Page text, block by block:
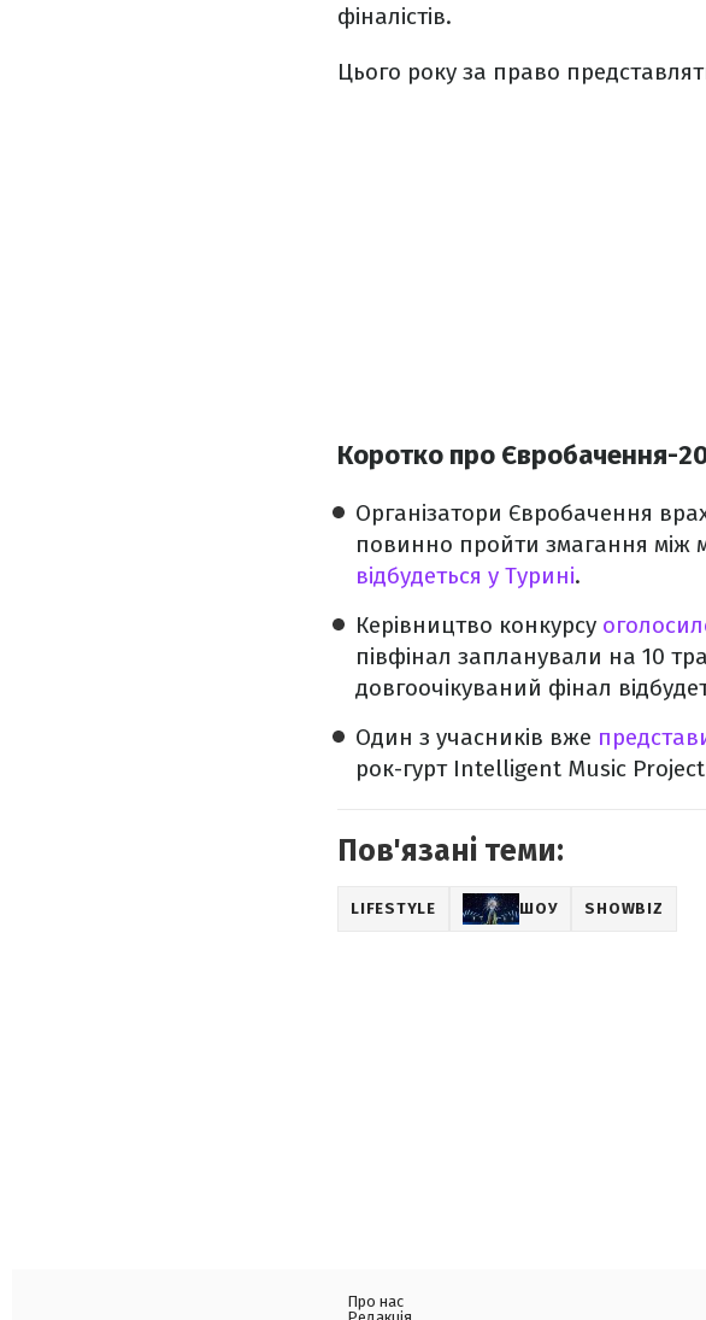
фіналістів.
Цього року за право
Коротко про Євробачення-
Організатори Євробачення
повинно пройти змагання між
відбудеться у Турині.
Керівництво конкурсу
півфінал запланували на 10
довгоочікуваний фінал
Один з учасників вже
рок-гурт Intelligent Music Project
Пов'язані теми:
LIFESTYLE ШОУ SHOWBIZ
Про нас